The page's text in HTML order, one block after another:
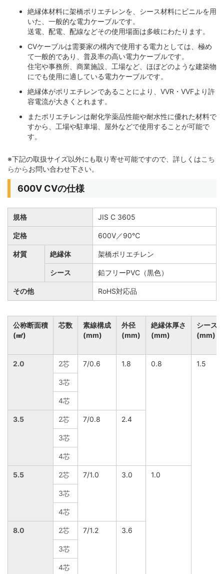
絶縁体材料に架橋ポリエチレンを、シース材料にビニルを用
いた、一般的な電力ケーブルです。
送電、配電、配線などその使用場面は多岐にわたります。
CVケーブルは需要家の構内で使用する電力としては、極め
て一般的であり、普及率の高い電力ケーブルです。
住宅や事務所、商業施設、工場など、ほぼどのような建築物
にでも使用に適している電力ケーブルです。
絶縁体がポリエチレンであることにより、VVR・VVFより許
容電流が大きくとれます。
またポリエチレンは耐化学薬品性能や耐水性に優れた材料で
すから、工場や駐車場、屋外などで使用することが可能で
す。
※下記の取扱サイズ以外にも取り寄せ可能ですので、詳しくはこち
らからお問い合わせ下さい。
600V CVの仕様
規格 JIS C 3605
定格 600V／90℃
材質 絶縁体 架橋ポリエチレン
シース 鉛フリーPVC（黒色）
その他 RoHS対応品
公称断面積
(㎟)
芯数
素線構成
(mm)
外径
(mm)
絶縁体厚さ
(mm)
シース
(mm)
2.0 2芯 7/0.6 1.8 0.8 1.5
3芯
4芯
3.5 2芯 7/0.8 2.4
3芯
4芯
5.5 2芯 7/1.0 3.0 1.0
3芯
4芯
8.0 2芯 7/1.2 3.6
3芯
4芯